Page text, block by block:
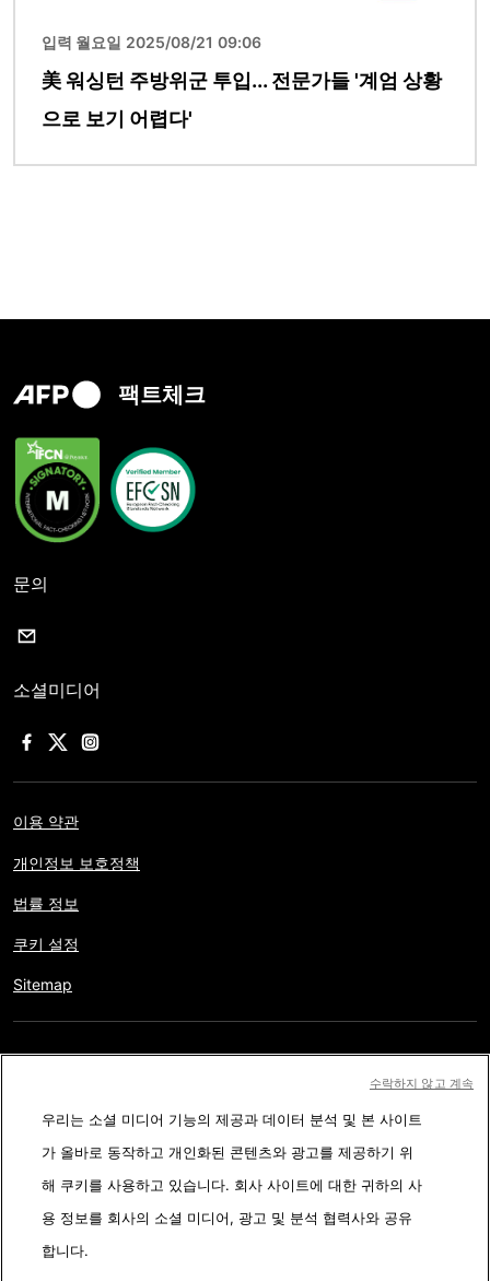
입력 월요일 2025/08/21 09:06
美 워싱턴 주방위군 투입... 전문가들 '계엄 상황
으로 보기 어렵다'
팩트체크
문의
소셜미디어
이용 약관
개인정보 보호정책
법률 정보
쿠키 설정
Sitemap
AFP와 계약 없이 저작물의 일부나 전체를 복사, 출판, 방송하는 것은
엄격히 금합니다. 팩트체킹 콘텐츠 내에 묘사된 부분과 링크 형태로
첨부된 부분은 관련 정보의 이해를 돕기 위한 것입니다. AFP는 서드
파티 콘텐츠 제작자나 저작권자로 부터 어떤 권한도 받지 않았기에
이에 따른 법적 책임을 지지 않습니다. AFP와 AFP 로고는 등록된 상
우리는 소셜 미디어 기능의 제공과 데이터 분석 및 본 사이트
가 올바로 동작하고 개인화된 콘텐츠와 광고를 제공하기 위
해 쿠키를 사용하고 있습니다. 회사 사이트에 대한 귀하의 사
용 정보를 회사의 소셜 미디어, 광고 및 분석 협력사와 공유
합니다.
수락하지 않고 계속